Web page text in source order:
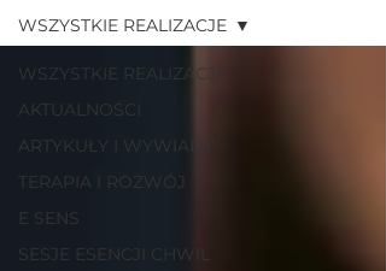
WSZYSTKIE REALIZACJE
AKTUALNOŚCI
ARTYKUŁY I WYWIADY
TERAPIA I ROZWÓJ
E SENS
SESJE ESENCJI CHWIL
WSZYSTKIE REALIZACJE